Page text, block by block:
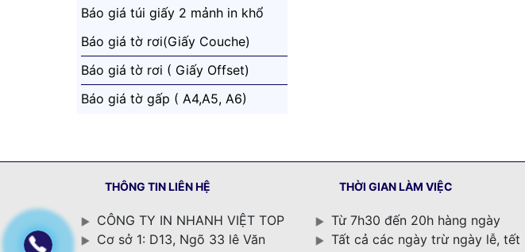
39,5x54,5 ( Khác Nhau)
Báo giá túi giấy 2 mảnh in khổ
39,5x54,5(Giống Nhau)
Báo giá tờ rơi(Giấy Couche)
Báo giá tờ rơi ( Giấy Offset)
Báo giá tờ gấp ( A4,A5, A6)
THÔNG TIN LIÊN HỆ
CÔNG TY IN NHANH VIỆT TOP
Cơ sở 1: D13, Ngõ 33 lê Văn
THỜI GIAN LÀM VIỆC
Từ 7h30 đến 20h hàng ngày
Tất cả các ngày trừ ngày lễ, tết